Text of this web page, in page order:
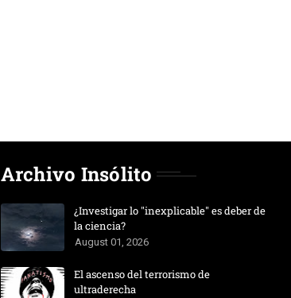
Archivo Insólito
¿Investigar lo "inexplicable" es deber de
la ciencia?
August 01, 2026
El ascenso del terrorismo de
ultraderecha